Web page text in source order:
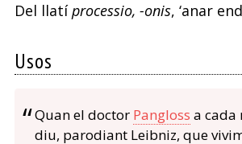
Del llatíprocessio, -onis, ‘anar
Usos
Quan el doctor Pangloss a cada
diu, parodiant Leibniz, que